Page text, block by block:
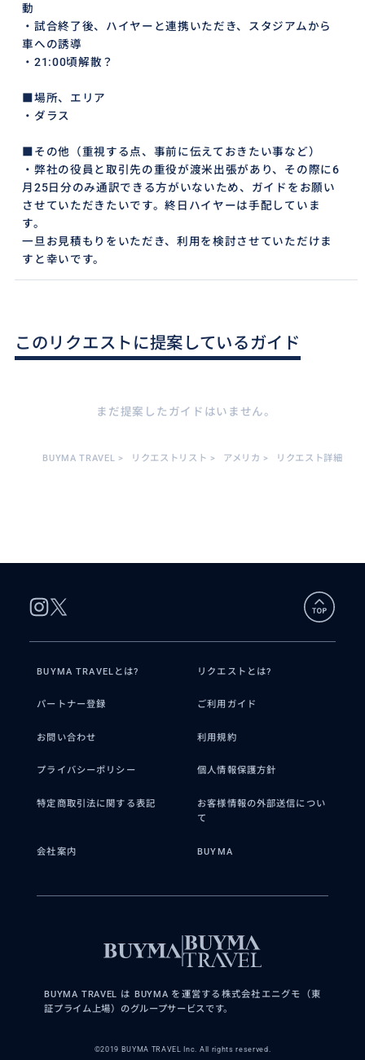
動
・試合終了後、ハイヤーと連携いただき、スタジアムから
車への誘導
・21:00頃解散？
■場所、エリア
・ダラス
■その他（重視する点、事前に伝えておきたい事など）
・弊社の役員と取引先の重役が渡米出張があり、その際に6
月25日分のみ通訳できる方がいないため、ガイドをお願い
させていただきたいです。終日ハイヤーは手配していま
す。
一旦お見積もりをいただき、利用を検討させていただけま
すと幸いです。
このリクエストに提案しているガイド
まだ提案したガイドはいません。
BUYMA TRAVEL > リクエストリスト > アメリカ > リクエスト詳細
BUYMA TRAVELとは? リクエストとは?
パートナー登録 ご利用ガイド
お問い合わせ 利用規約
プライバシーポリシー 個人情報保護方針
特定商取引法に関する表記
お客様情報の外部送信につい
て
会社案内 BUYMA
BUYMA TRAVEL は BUYMA を運営する株式会社エニグモ（東
証プライム上場）のグループサービスです。
©2019 BUYMA TRAVEL Inc. All rights reserved.